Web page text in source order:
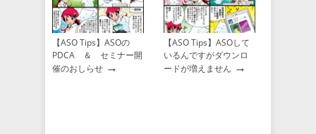
【ASO Tips】ASOの
PDCA ＆ セミナー開
催のおしらせ →
【ASO Tips】ASOして
いるんですがダウンロ
ードが増えません →